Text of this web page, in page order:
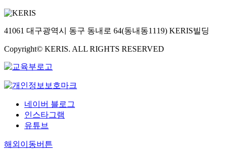
41061 대구광역시 동구 동내로 64(동내동1119) KERIS빌딩
Copyright© KERIS. ALL RIGHTS RESERVED
네이버 블로그
인스타그램
유튜브
해외이동버튼